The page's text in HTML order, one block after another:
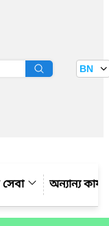
BN
অন্যান্য